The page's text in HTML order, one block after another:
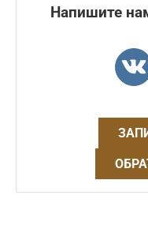
Напишите